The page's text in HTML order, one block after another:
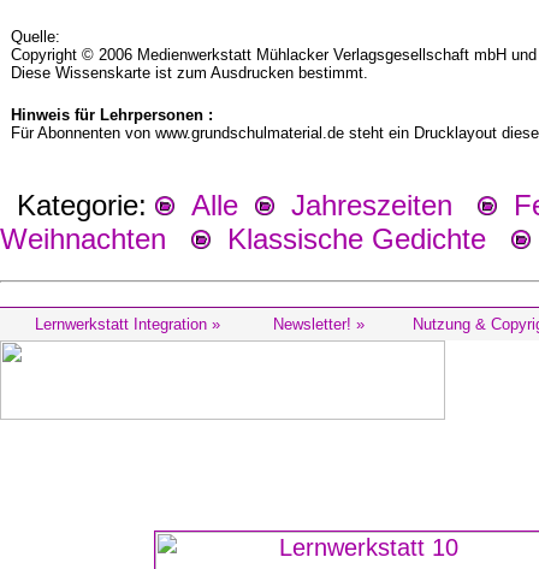
Quelle:
Copyright © 2006 Medienwerkstatt Mühlacker Verlagsgesellschaft mbH
Diese Wissenskarte ist zum Ausdrucken bestimmt.
Hinweis für Lehrpersonen :
Für Abonnenten von www.grundschulmaterial.de steht ein Drucklayout
Kategorie: Alle Jahreszeiten
Weihnachten
Klassische Gedichte
Lernwerkstatt Integration » Newsletter! » Nutzung &